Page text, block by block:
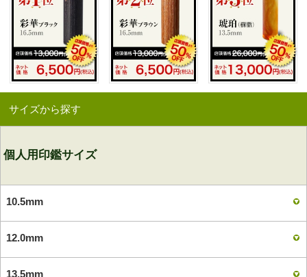
サイズから探す
個人用印鑑サイズ
10.5mm
12.0mm
13.5mm